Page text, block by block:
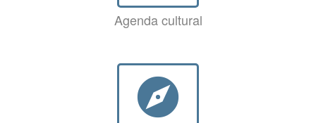
Agenda cultural
explore